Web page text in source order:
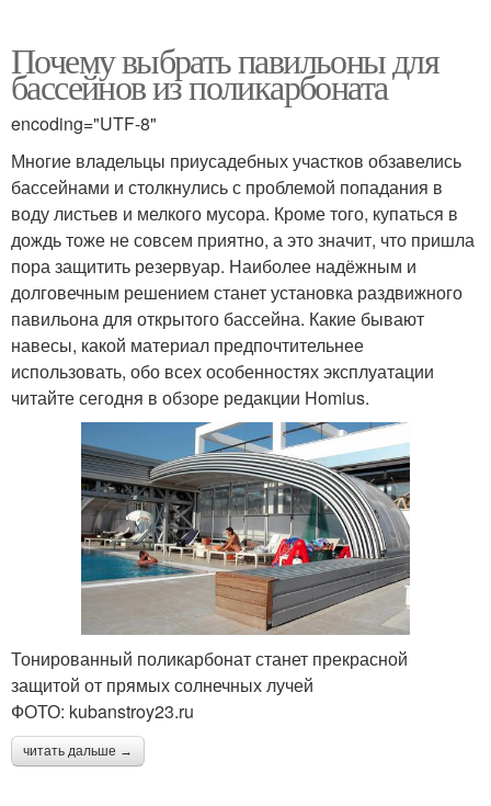
Почему выбрать павильоны для
бассейнов из поликарбоната
encoding="UTF-8"
Многие владельцы приусадебных участков обзавелись
бассейнами и столкнулись с проблемой попадания в
воду листьев и мелкого мусора. Кроме того, купаться в
дождь тоже не совсем приятно, а это значит, что пришла
пора защитить резервуар. Наиболее надёжным и
долговечным решением станет установка раздвижного
павильона для открытого бассейна. Какие бывают
навесы, какой материал предпочтительнее
использовать, обо всех особенностях эксплуатации
читайте сегодня в обзоре редакции Homius.
Тонированный поликарбонат станет прекрасной
защитой от прямых солнечных лучей
ФОТО: kubanstroy23.ru
читать дальше →